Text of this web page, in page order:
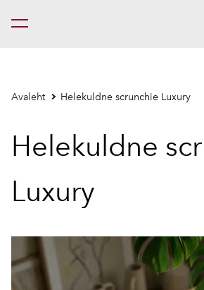
lisati ostukorvi.
Avaleht Helekuldne scrunchie Luxury
Helekuldne
Luxury